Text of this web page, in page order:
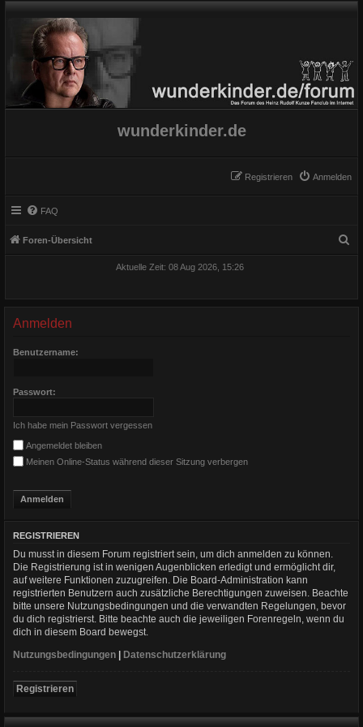
wunderkinder.de
Anmelden
Registrieren
FAQ
Foren-Übersicht
Aktuelle Zeit: 08 Aug 2026, 15:26
Anmelden
Benutzername:
Passwort:
Ich habe mein Passwort vergessen
Angemeldet bleiben
Meinen Online-Status während dieser Sitzung verbergen
REGISTRIEREN
Du musst in diesem Forum registriert sein, um dich anmelden zu können.
Die Registrierung ist in wenigen Augenblicken erledigt und ermöglicht dir,
auf weitere Funktionen zuzugreifen. Die Board-Administration kann
registrierten Benutzern auch zusätzliche Berechtigungen zuweisen. Beachte
bitte unsere Nutzungsbedingungen und die verwandten Regelungen, bevor
du dich registrierst. Bitte beachte auch die jeweiligen Forenregeln, wenn du
dich in diesem Board bewegst.
Nutzungsbedingungen
Datenschutzerklärung
Registrieren